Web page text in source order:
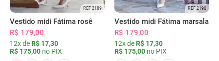
REF 2189
Vestido midi Fátima rosê
R$ 179,00
12x de R$ 17,30
R$ 175,00 no PIX
REF 2190
Vestido midi Fátima marsala
R$ 179,00
12x de R$ 17,30
R$ 175,00 no PIX